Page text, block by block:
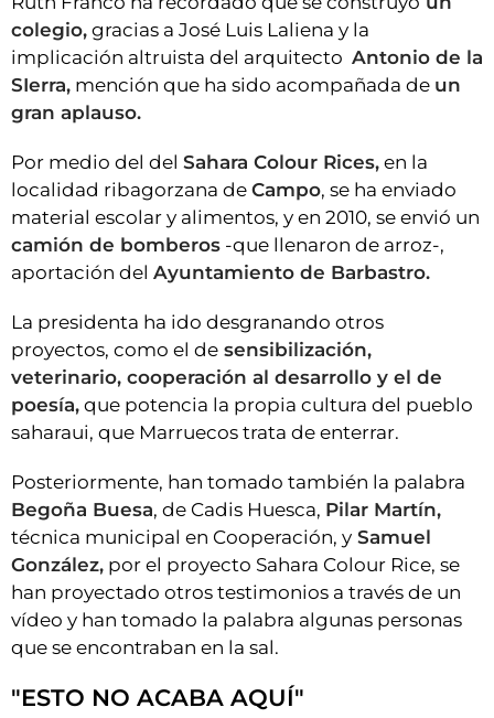
colegio, gracias a José Luis Laliena y la
implicación altruista del arquitecto Antonio de la
SIerra, mención que ha sido acompañada de un
gran aplauso.
Por medio del del Sahara Colour Rices, en la
localidad ribagorzana de Campo, se ha enviado
material escolar y alimentos, y en 2010, se envió un
camión de bomberos -que llenaron de arroz-,
aportación del Ayuntamiento de Barbastro.
La presidenta ha ido desgranando otros
proyectos, como el de sensibilización,
veterinario, cooperación al desarrollo y el de
poesía, que potencia la propia cultura del pueblo
saharaui, que Marruecos trata de enterrar.
Posteriormente, han tomado también la palabra
Begoña Buesa, de Cadis Huesca, Pilar Martín,
técnica municipal en Cooperación, y Samuel
González, por el proyecto Sahara Colour Rice, se
han proyectado otros testimonios a través de un
vídeo y han tomado la palabra algunas personas
que se encontraban en la sal.
"ESTO NO ACABA AQUÍ"